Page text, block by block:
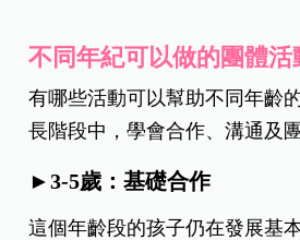
不同年紀可以做的團體活
有哪些活動可以幫助不同年齡
長階段中，學會合作、溝通及
►3-5歲：基礎合作
這個年齡段的孩子仍在發展基